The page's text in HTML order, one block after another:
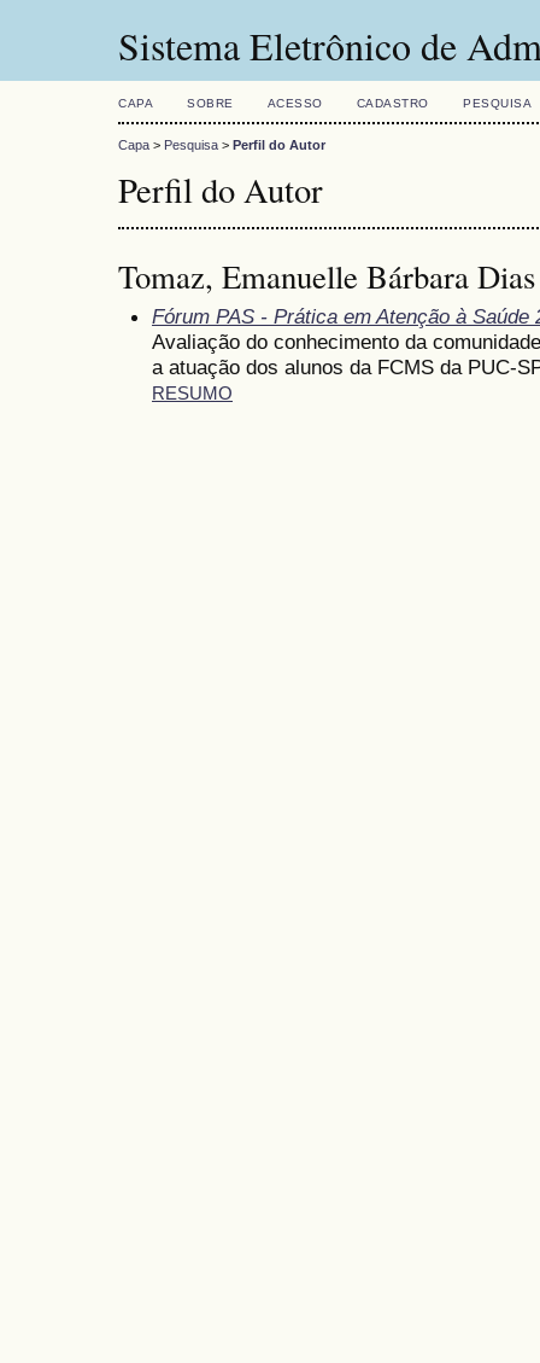
Sistema Eletrônico de
CAPA SOBRE ACESSO CADASTRO PESQUISA
Capa > Pesquisa > Perfil do Autor
Perfil do Autor
Tomaz, Emanuelle Bárbara Dias
Fórum PAS - Prática em Atenção à Saúde
Avaliação do conhecimento da
a atuação dos alunos da FCMS da PUC-
RESUMO